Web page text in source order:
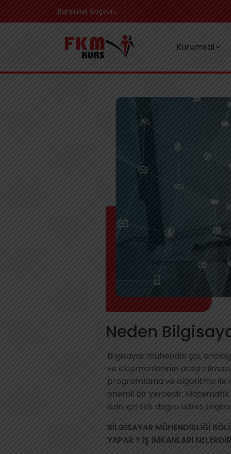
Bursluluk Başvuru
Kurumsal
Neden
Bilgisayar mühendisi çip,
ve ekipmanlarının
programlama ve algoritma ile
önemli bir yerdedir.
sizin için tek doğru adres
BİLGİSAYAR MÜHENDİSLİĞİ
YAPAR ? İŞ İMKANLARI